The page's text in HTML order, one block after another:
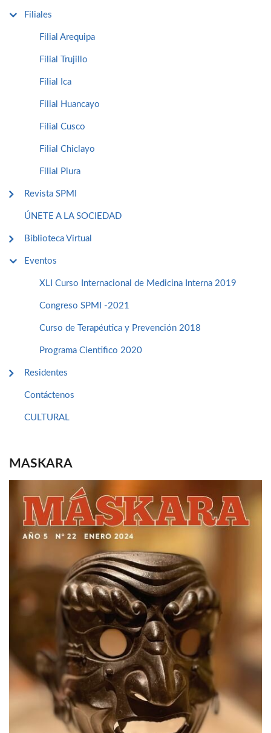
Filiales
Filial Arequipa
Filial Trujillo
Filial Ica
Filial Huancayo
Filial Cusco
Filial Chiclayo
Filial Piura
Revista SPMI
ÚNETE A LA SOCIEDAD
Biblioteca Virtual
Eventos
XLI Curso Internacional de Medicina Interna 2019
Congreso SPMI -2021
Curso de Terapéutica y Prevención 2018
Programa Cientifico 2020
Residentes
Contáctenos
CULTURAL
MASKARA